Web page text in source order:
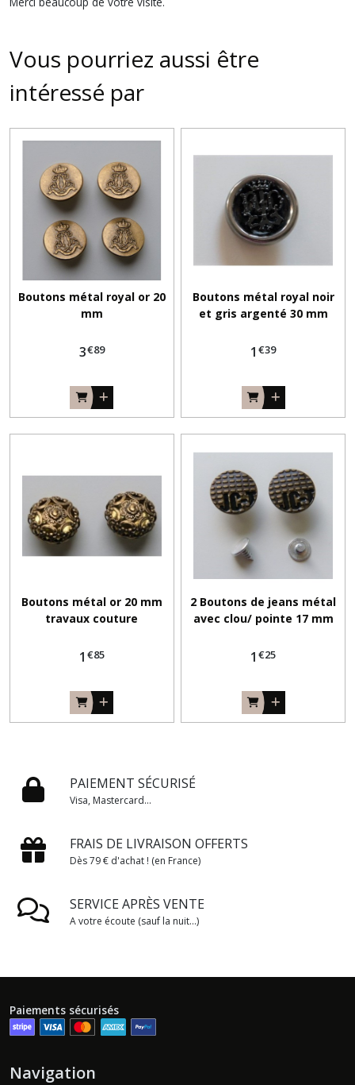
Vous pourriez aussi être
intéressé par
Boutons métal royal or 20
mm
3€89
Boutons métal royal noir
et gris argenté 30 mm
1 €39
Boutons métal or 20 mm
travaux couture
1 €85
2 Boutons de jeans métal
avec clou/ pointe 17 mm
1 €25
PAIEMENT SÉCURISÉ
Visa, Mastercard...
FRAIS DE LIVRAISON OFFERTS
Dès 79 € d'achat ! (en France)
SERVICE APRÈS VENTE
A votre écoute (sauf la nuit...)
Paiements sécurisés
Navigation